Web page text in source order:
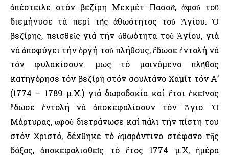
ἀπέστειλε στόν βεζίρη Μεχμέτ Πασσᾶ, ἀφοῦ τοῦ
διεμήνυσε τά περί τῆς ἀθωότητος τοῦ Ἁγίου. Ὁ
βεζίρης, πεισθεῖς γιά τήν ἀθωότητα τοῦ Ἁγίου, γιά
νά ἀποφύγει τήν ὀργή τοῦ πλήθους, ἔδωσε ἐντολή νά
τόν φυλακίσουν. Ὅμως τό μαινόμενο πλῆθος
κατηγόρησε τόν βεζίρη στόν σουλτάνο Χαμίτ τόν Α’
(1774 – 1789 μ.Χ.) γιά δωροδοκία καί ἔτσι ἐκεῖνος
ἔδωσε ἐντολή νά ἀποκεφαλίσουν τόν Ἅγιο. Ὁ
Μάρτυρας, ἀφοῦ διετράνωσε καί πάλι τήν πίστη του
στόν Χριστό, δέχθηκε τό ἁμαράντινο στέφανο τῆς
δόξας, ἀποκεφαλισθεῖς τό ἔτος 1774 μ.Χ, ἡμέρα